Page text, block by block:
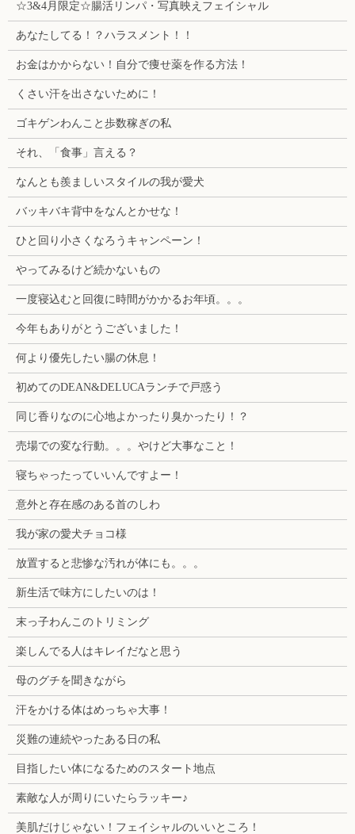
☆3&4月限定☆腸活リンパ・写真映えフェイシャル
あなたしてる！？ハラスメント！！
お金はかからない！自分で痩せ薬を作る方法！
くさい汗を出さないために！
ゴキゲンわんこと歩数稼ぎの私
それ、「食事」言える？
なんとも羨ましいスタイルの我が愛犬
バッキバキ背中をなんとかせな！
ひと回り小さくなろうキャンペーン！
やってみるけど続かないもの
一度寝込むと回復に時間がかかるお年頃。。。
今年もありがとうございました！
何より優先したい腸の休息！
初めてのDEAN&DELUCAランチで戸惑う
同じ香りなのに心地よかったり臭かったり！？
売場での変な行動。。。やけど大事なこと！
寝ちゃったっていいんですよー！
意外と存在感のある首のしわ
我が家の愛犬チョコ様
放置すると悲惨な汚れが体にも。。。
新生活で味方にしたいのは！
末っ子わんこのトリミング
楽しんでる人はキレイだなと思う
母のグチを聞きながら
汗をかける体はめっちゃ大事！
災難の連続やったある日の私
目指したい体になるためのスタート地点
素敵な人が周りにいたらラッキー♪
美肌だけじゃない！フェイシャルのいいところ！